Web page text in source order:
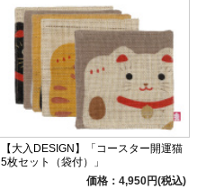
【大入DESIGN】「コースター開運猫
5枚セット（袋付）」
価格：4,950円(税込)